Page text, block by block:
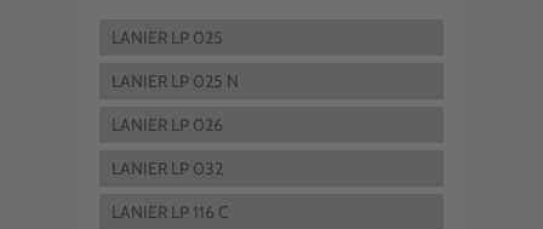
LANIER LP 025
LANIER LP 025 N
LANIER LP 026
LANIER LP 032
LANIER LP 116 C